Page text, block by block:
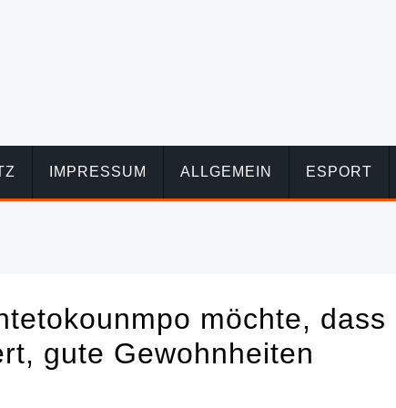
IMPRESSUM ALLGEMEIN ESPORT
möchte,
gute Gewohnheiten